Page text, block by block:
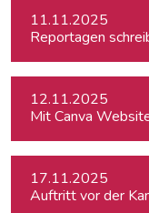
11.11.2025
Reportagen
12.11.2025
Mit Canva
17.11.2025
Auftritt vor der